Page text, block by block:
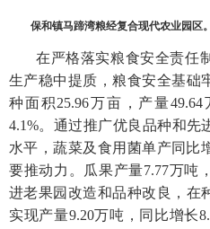
保和镇马蹄湾粮经复合现代农业园区。
在严格落实粮食安全责任
生产稳中提质，粮食安全基础
种面积25.96万亩，产量49.64
4.1%。通过推广优良品种和先
水平，蔬菜及食用菌单产同比
要推动力。瓜果产量7.77万吨
进老果园改造和品种改良，在
实现产量9.20万吨，同比增长